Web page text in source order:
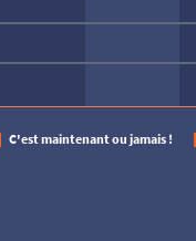
SEMAINE.
C'est maintenant ou jamais !